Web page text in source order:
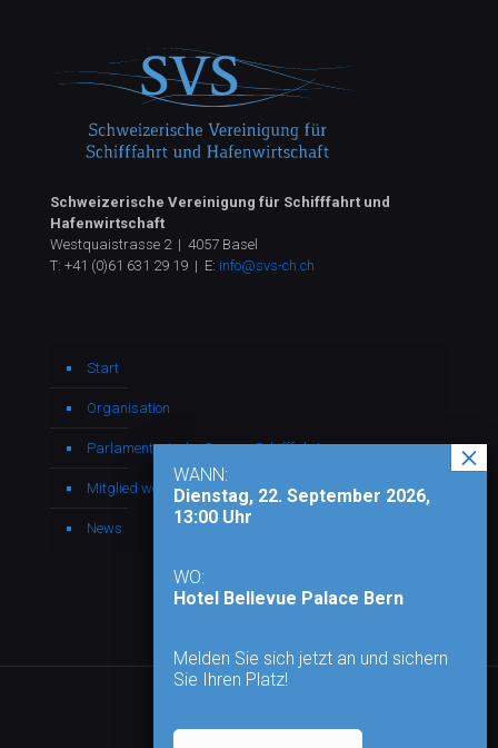
Schweizerische Vereinigung für Schifffahrt und
Hafenwirtschaft
Westquaistrasse 2 | 4057 Basel
T: +41 (0)61 631 29 19 | E: info@svs-ch.ch
Start
Organisation
Parlamentarische Gruppe Schifffahrt
Mitglied werden
News
WANN:
Dienstag, 22. September 2026,
13:00 Uhr
WO:
Hotel Bellevue Palace Bern
Melden Sie sich jetzt an und sichern
Sie Ihren Platz!